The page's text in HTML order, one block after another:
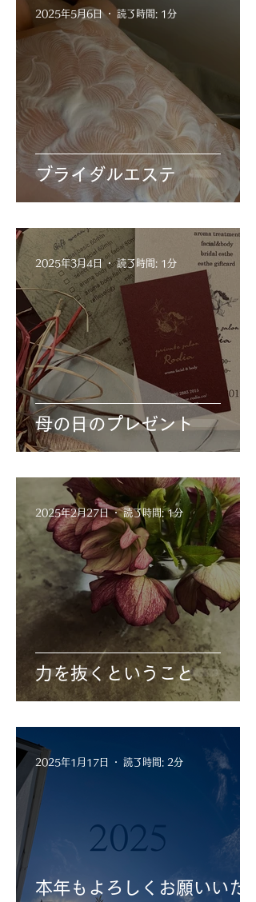
ブライダルエステ
2025年5月6日 読了時間: 1分
母の日のプレゼント
2025年3月4日 読了時間: 1分
力を抜くということ
2025年2月27日 読了時間: 1分
本年もよろしくお願いいた
2025年1月17日 読了時間: 2分